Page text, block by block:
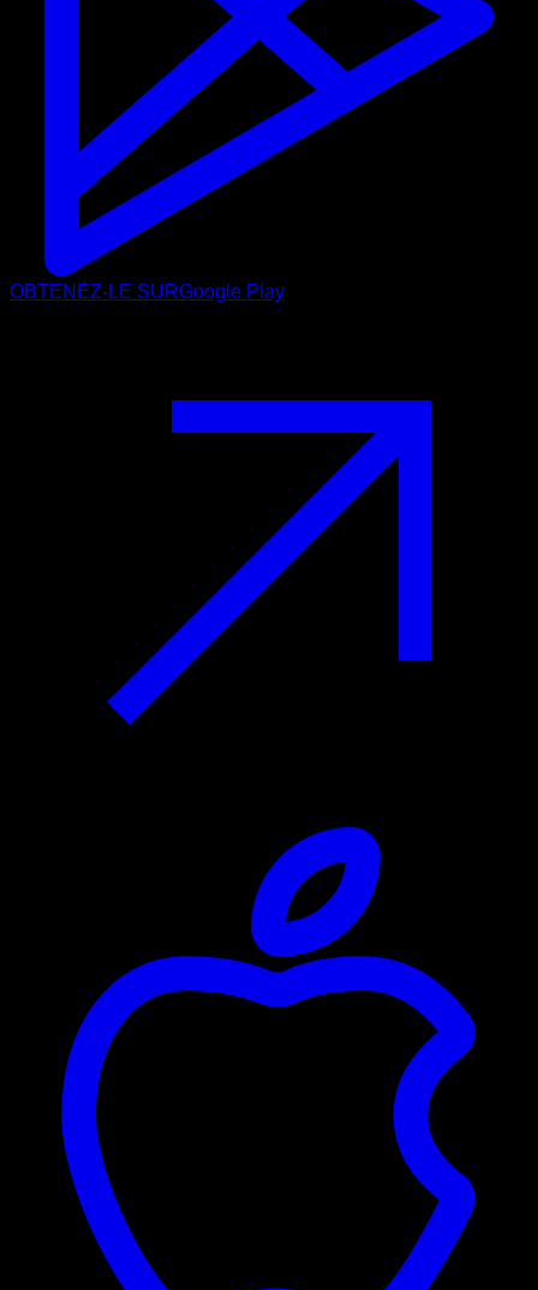
OBTENEZ-LE SURGoogle Play